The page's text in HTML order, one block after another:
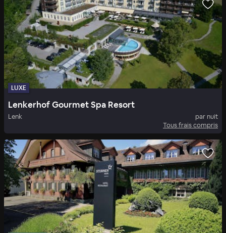
LUXE
Lenkerhof Gourmet Spa Resort
Lenk
par nuit
Tous frais compris